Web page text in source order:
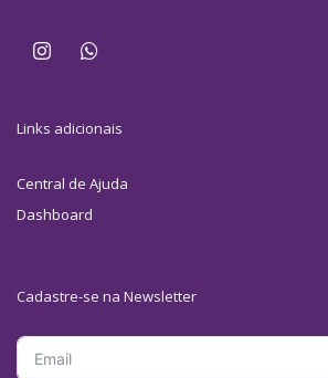
Links adicionais
Central de Ajuda
Dashboard
Cadastre-se na Newsletter